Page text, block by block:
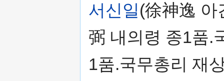
서신일(徐神逸 아
弼 내의령 종1품.
1품.국무총리 재